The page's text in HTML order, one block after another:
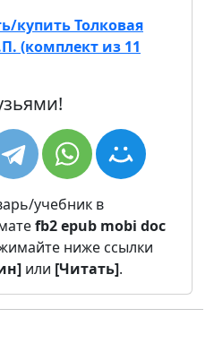
купить Толковая
(комплект из 11
учебник в
fb2epub mobi doc
ниже ссылки
или [Читать].